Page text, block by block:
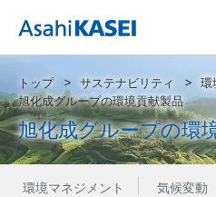
トップ サステナビリティ
環
旭化成グループの環境貢献製品
旭化成グループの環
環境マネジメント 気候変動